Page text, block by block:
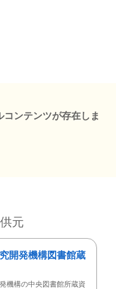
ンテンツが存在しま
元
開発機構図書館蔵
機構の中央図書館所蔵資